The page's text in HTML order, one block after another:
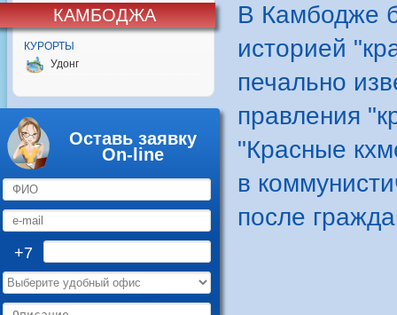
КАМБОДЖА
КУРОРТЫ
Удонг
Оставь заявку
On-line
+7
В Камбодже
историей
печально
правления
"Красные
в
после